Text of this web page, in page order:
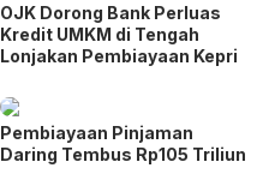
OJK Dorong Bank Perluas
Kredit UMKM di Tengah
Lonjakan Pembiayaan Kepri
Pembiayaan Pinjaman
Daring Tembus Rp105 Triliun